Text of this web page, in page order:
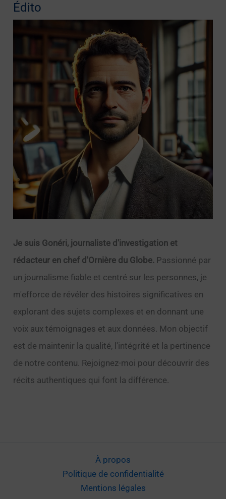
Édito
Je suis Gonéri, journaliste d'investigation et
rédacteur en chef d'Ornière du Globe. Passionné par
un journalisme fiable et centré sur les personnes, je
m'efforce de révéler des histoires significatives en
explorant des sujets complexes et en donnant une
voix aux témoignages et aux données. Mon objectif
est de maintenir la qualité, l'intégrité et la pertinence
de notre contenu. Rejoignez-moi pour découvrir des
récits authentiques qui font la différence.
À propos
Politique de confidentialité
Mentions légales